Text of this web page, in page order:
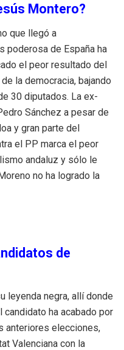
Montero?
que llegó a
poderosa de España ha
el peor resultado del
la democracia, bajando
30 diputados. La ex-
Sánchez a pesar de
y gran parte del
el PP marca el peor
andaluz y sólo le
no ha logrado la
de
leyenda negra, allí donde
candidato ha acabado por
anteriores elecciones,
Valenciana con la